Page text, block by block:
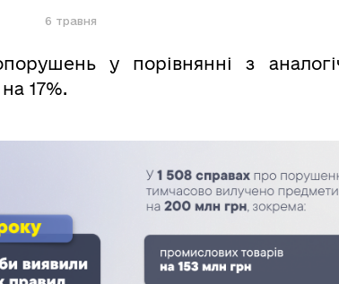
6 травня
у порівнянні з
17%.